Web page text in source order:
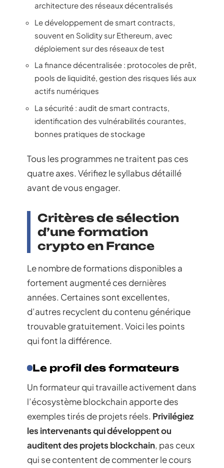
architecture des réseaux décentralisés
Le développement de smart contracts,
souvent en Solidity sur Ethereum, avec
déploiement sur des réseaux de test
La finance décentralisée : protocoles de prêt,
pools de liquidité, gestion des risques liés aux
actifs numériques
La sécurité : audit de smart contracts,
identification des vulnérabilités courantes,
bonnes pratiques de stockage
Tous les programmes ne traitent pas ces
quatre axes. Vérifiez le syllabus détaillé
avant de vous engager.
Critères de sélection
d’une formation
crypto en France
Le nombre de formations disponibles a
fortement augmenté ces dernières
années. Certaines sont excellentes,
d’autres recyclent du contenu générique
trouvable gratuitement. Voici les points
qui font la différence.
Le profil des formateurs
Un formateur qui travaille activement dans
l’écosystème blockchain apporte des
exemples tirés de projets réels. Privilégiez
les intervenants qui développent ou
auditent des projets blockchain, pas ceux
qui se contentent de commenter le cours